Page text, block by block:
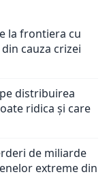
la frontiera cu
cauza crizei
distribuirea
ridica și care
de miliarde
extreme din